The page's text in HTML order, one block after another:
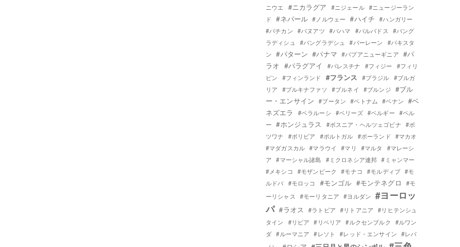
ニウエ
#ニカラグア #ニジェール #ニュージーラン
ド
#ネパール #ノルウェー #ハイチ
#ハンガリー
#バチカン #バヌアツ #バハマ #バルバドス
#バング
ラディシュ
#バングラデシュ #バーレーン
#パキスタ
ン
#パターン #パナマ #パプアニューギニア #パ
ラオ #パラグアイ #パレスチナ #フィジー
#フィリ
ピン
#フィンランド #フランス #ブラジル #ブルガ
リア
#ブルキナファソ #ブルネイ #ブルンジ #ブル
ー・エンサイン
#ブータン #ベトナム #ベナン #ベ
ネズエラ
#ベラルーシ #ベリーズ #ベルギー #ペル
ー
#ホンジュラス #ボスニア・ヘルツェゴビナ #ボ
ツワナ
#ボリビア #ポルトガル #ポーランド #マカオ
#マダガスカル #マラウイ #マリ #マルタ
#マレーシ
ア
#マーシャル諸島 #ミクロネシア連邦 #ミャンマー
#メキシコ
#モザンビーク #モナコ #モルディブ #モ
ルドバ #モロッコ #モンゴル #モンテネグロ
#モ
ーリシャス
#モーリタニア #ヨルダン
#ヨーロッ
パ #ラオス #ラトビア #リトアニア
#リヒテンシュ
タイン
#リビア #リベリア #ルクセンブルク
#ルワン
ダ #ルーマニア #レソト #レッド・エンサイン #レバ